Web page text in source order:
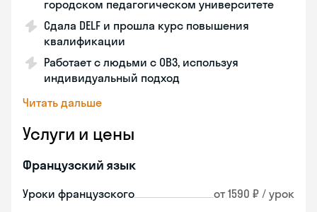
городском педагогическом университете
Сдала DELF и прошла курс повышения
квалификации
Работает с людьми с ОВЗ, используя
индивидуальный подход
Читать дальше
Услуги и цены
Французский язык
Уроки французского от 1590 ₽ / урок